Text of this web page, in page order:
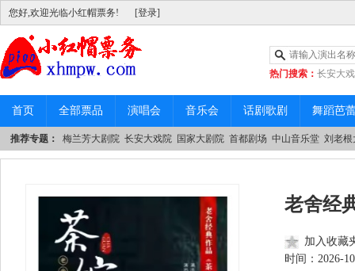
您好,欢迎光临小红帽票务! [登录]
热门搜索： 长安大
|中山音乐堂
首页 全部票品 演唱会 音乐会 话剧歌剧 舞蹈芭
推荐专题： 梅兰芳大剧院 长安大戏院 国家大剧院 首都剧场 中山音乐堂 刘老根
老舍经
加入收藏
时间： 2026-